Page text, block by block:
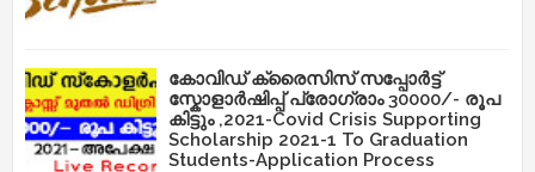
കോവിഡ് ക്രൈസിസ് സപ്പോർട്ട്
സ്കോളാർഷിപ്പ് പ്രോഗ്രാം 30000/- രൂപ
കിട്ടും ,2021-Covid Crisis Supporting
Scholarship 2021-1 To Graduation
Students-Application Process